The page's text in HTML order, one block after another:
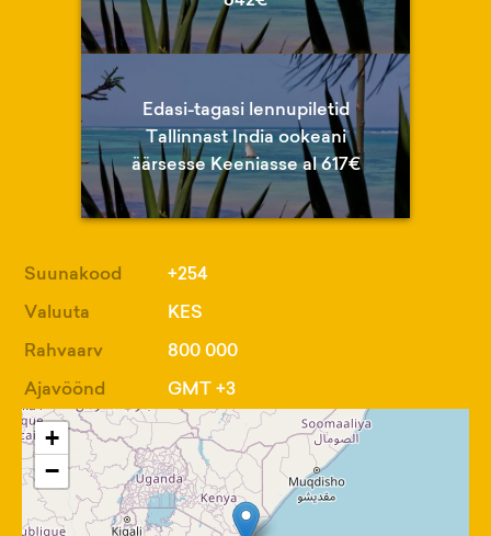
Edasi-tagasi lennupiletid
Tallinnast India ookeani
äärsesse Keeniasse al 617€
Suunakood
+254
Valuuta
KES
Rahvaarv
800 000
Ajavöönd
GMT +3
+
−